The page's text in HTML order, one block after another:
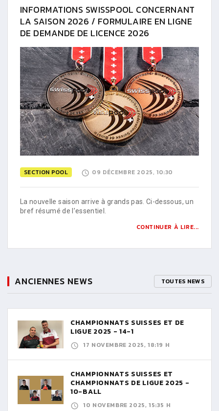
INFORMATIONS SWISSPOOL CONCERNANT
LA SAISON 2026 / FORMULAIRE EN LIGNE
DE DEMANDE DE LICENCE 2026
SECTION POOL 09 DÉCEMBRE 2025, 10:30
La nouvelle saison arrive à grands pas. Ci-dessous, un
bref résumé de l’essentiel.
CONTINUER À LIRE...
ANCIENNES NEWS TOUTES NEWS
CHAMPIONNATS SUISSES ET DE
LIGUE 2025 - 14-1
17 NOVEMBRE 2025, 18:19 H
CHAMPIONNATS SUISSES ET
CHAMPIONNATS DE LIGUE 2025 -
10-BALL
10 NOVEMBRE 2025, 15:35 H